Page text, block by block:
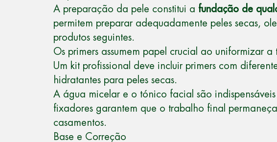
A preparação da pele constitui a fundação de
permitem preparar adequadamente peles secas,
produtos seguintes.
Os primers assumem papel crucial ao uniformizar
Um kit profissional deve incluir primers com
hidratantes para peles secas.
A água micelar e o tónico facial são
fixadores garantem que o trabalho final
casamentos.
Base e Correção